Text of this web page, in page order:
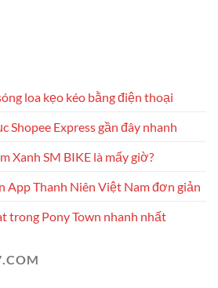
loa kẹo kéo bằng điện thoại
Shopee Express gần đây nhanh
Xanh SM BIKE là mấy giờ?
App Thanh Niên Việt Nam đơn giản
trong Pony Town nhanh nhất